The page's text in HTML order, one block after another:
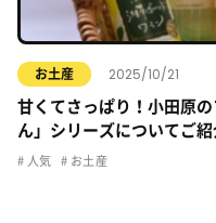
お土産 2025/10/21
甘くてさっぱり！小田原
ん」シリーズについてご紹
人気 お土産